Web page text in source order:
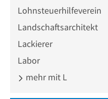
Lohnsteuerhilfeverein
Landschaftsarchitekt
Lackierer
Labor
mehr mit L